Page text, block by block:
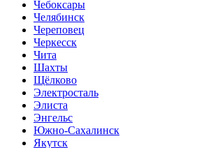
Чебоксары
Челябинск
Череповец
Черкесск
Чита
Шахты
Щёлково
Электросталь
Элиста
Энгельс
Южно-Сахалинск
Якутск